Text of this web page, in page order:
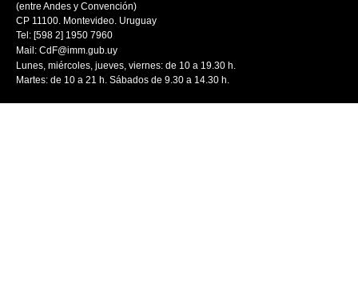
(entre Andes y Convención)
CP 11100. Montevideo. Uruguay
Tel: [598 2] 1950 7960
Mail: CdF@imm.gub.uy
Lunes, miércoles, jueves, viernes: de 10 a 19.30 h.
Martes: de 10 a 21 h. Sábados de 9.30 a 14.30 h.